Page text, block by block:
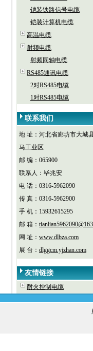
铠装铁路信号电缆
铠装计算机电缆
高温电缆
射频电缆
射频同轴电缆
RS485通讯电缆
2对RS485电缆
1对RS485电缆
联系我们
地 址：河北省廊坊市大城
马工业区
邮 编：065900
联系人：毕兆安
电 话：0316-5962090
传 真：0316-5962900
手 机：15932615295
邮 箱：
网 址： www.dlbza.com
展 台： dlggcm.yjzhan.com
友情链接
耐火控制电缆